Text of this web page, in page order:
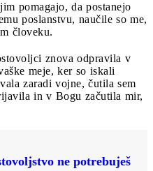
pomagajo, da postanejo
poslanstvu, naučile so me,
človeku.
znova odpravila v
meje, ker so iskali
zaradi vojne, čutila sem
in v Bogu začutila mir,
ne potrebuješ